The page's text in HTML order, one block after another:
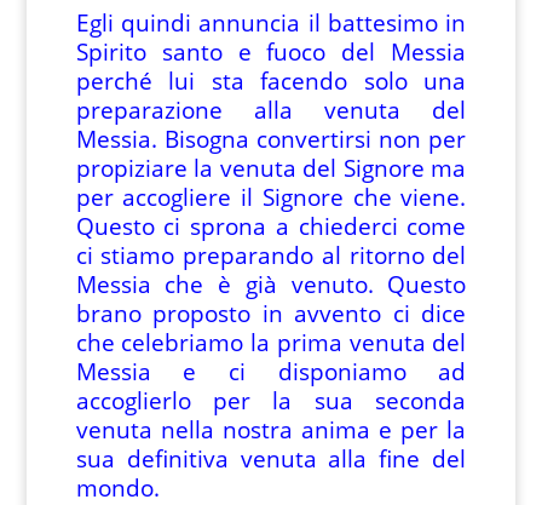
Egli quindi annuncia il battesimo in
Spirito santo e fuoco del Messia
perché lui sta facendo solo una
preparazione alla venuta del
Messia. Bisogna convertirsi non per
propiziare la venuta del Signore ma
per accogliere il Signore che viene.
Questo ci sprona a chiederci come
ci stiamo preparando al ritorno del
Messia che è già venuto. Questo
brano proposto in avvento ci dice
che celebriamo la prima venuta del
Messia e ci disponiamo ad
accoglierlo per la sua seconda
venuta nella nostra anima e per la
sua definitiva venuta alla fine del
mondo.